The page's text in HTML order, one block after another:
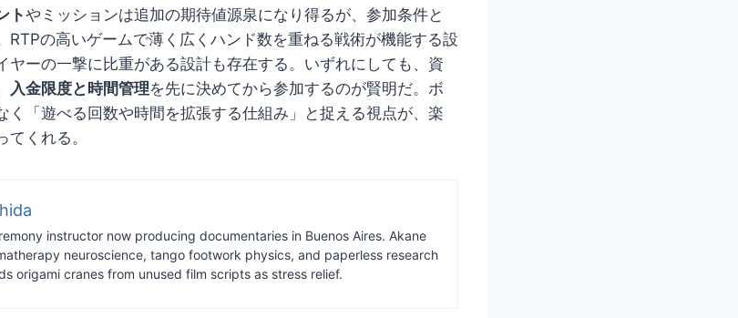
トやミッションは追加の期待値源泉になり得るが、参加条件と
RTPの高いゲームで薄く広くハンド数を重ねる戦術が機能する設
ヤーの一撃に比重がある設計も存在する。いずれにしても、資
入金限度と時間管理を先に決めてから参加するのが賢明だ。ボ
く「遊べる回数や時間を拡張する仕組み」と捉える視点が、楽
くれる。
instructor now producing documentaries in Buenos Aires. Akane
neuroscience, tango footwork physics, and paperless research
origami cranes from unused film scripts as stress relief.